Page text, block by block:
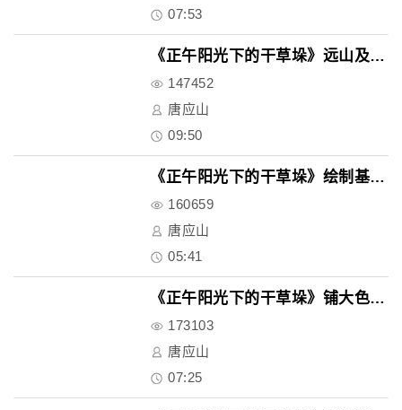
07:53
《正午阳光下的干草垛》远山及天..
147452
唐应山
09:50
《正午阳光下的干草垛》绘制基本..
160659
唐应山
05:41
《正午阳光下的干草垛》铺大色块..
173103
唐应山
07:25